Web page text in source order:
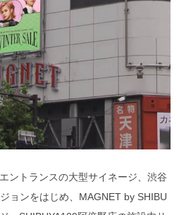
ントランスの大型サイネージ、渋谷
ョンをはじめ、MAGNET by SHIBU